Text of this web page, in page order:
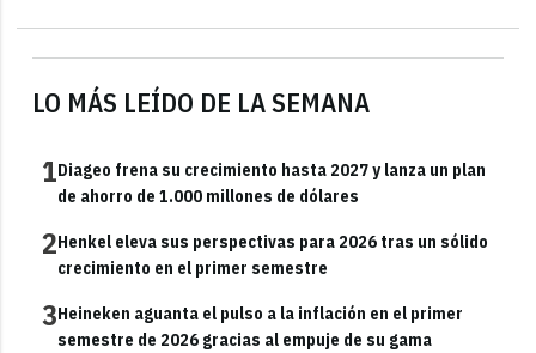
LO MÁS LEÍDO DE LA SEMANA
1Diageo frena su crecimiento hasta 2027 y lanza un plan
de ahorro de 1.000 millones de dólares
2Henkel eleva sus perspectivas para 2026 tras un sólido
crecimiento en el primer semestre
3Heineken aguanta el pulso a la inflación en el primer
semestre de 2026 gracias al empuje de su gama